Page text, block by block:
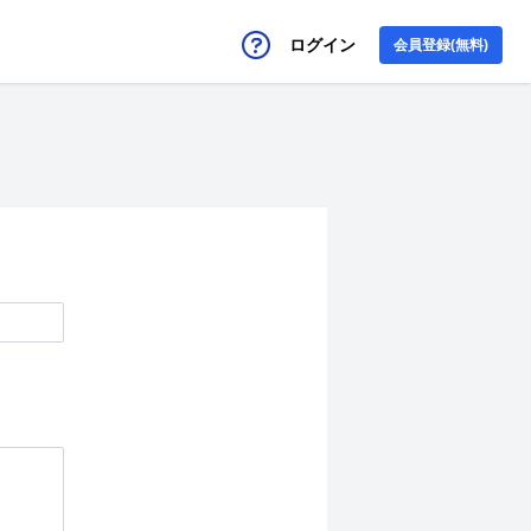
ログイン 会員登録(無料)